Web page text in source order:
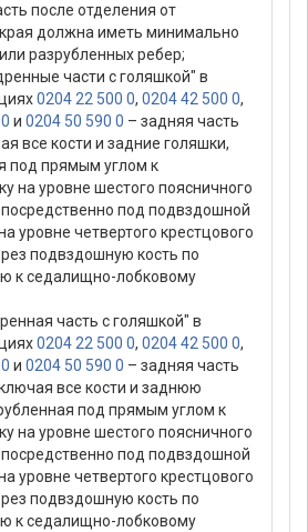
после отделения от
должна иметь минимально
разрубленных ребер;
части с голяшкой" в
0204 22 500 0, 0204 42 500 0,
и 0204 50 590 0 – задняя часть
все кости и задние голяшки,
под прямым углом к
на уровне шестого поясничного
под подвздошной
уровне четвертого крестцового
подвздошную кость по
к седалищно-лобковому
часть с голяшкой" в
0204 22 500 0, 0204 42 500 0,
и 0204 50 590 0 – задняя часть
все кости и заднюю
под прямым углом к
на уровне шестого поясничного
под подвздошной
уровне четвертого крестцового
подвздошную кость по
к седалищно-лобковому